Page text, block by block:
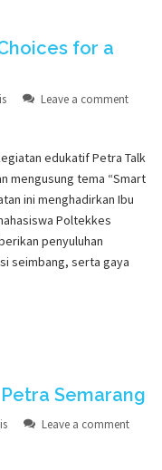
for a
Leave a comment
edukatif Petra Talk
mengusung tema “Smart
ini menghadirkan Ibu
Poltekkes
penyuluhan
seimbang, serta gaya
Semarang
Leave a comment